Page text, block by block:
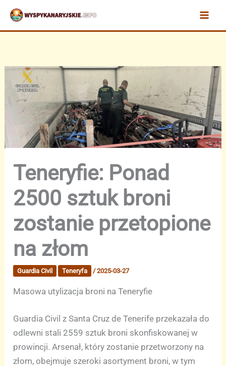
Przejdź
treści
Teneryfie: Ponad
2500 sztuk broni
zostanie przetopione
na złom
Guardia Civil Teneryfa /2025-03-27
Masowa utylizacja broni na Teneryfie
Guardia Civil z Santa Cruz de Tenerife przekazała do
odlewni stali 2559 sztuk broni skonfiskowanej w
prowincji. Arsenał, który zostanie przetworzony na
złom, obejmuje szeroki asortyment broni, w tym